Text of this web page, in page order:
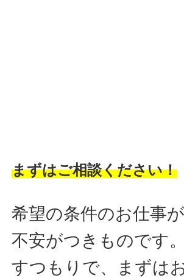
まずはご相談ください！
希望の条件のお仕事
不安がつきものです
すつもりで、まずは